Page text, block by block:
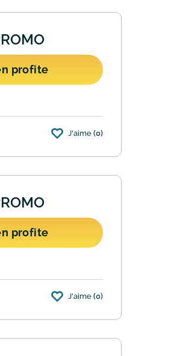
profite
ne sont pas
J'aime (0)
profite
ses magasins.J'aime (0)